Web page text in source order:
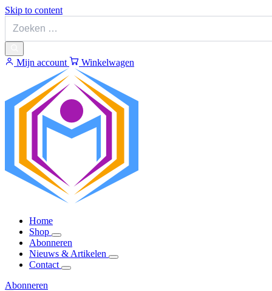
Skip to content
Mijn account Winkelwagen
Home
Shop
Abonneren
Nieuws & Artikelen
Contact
Abonneren